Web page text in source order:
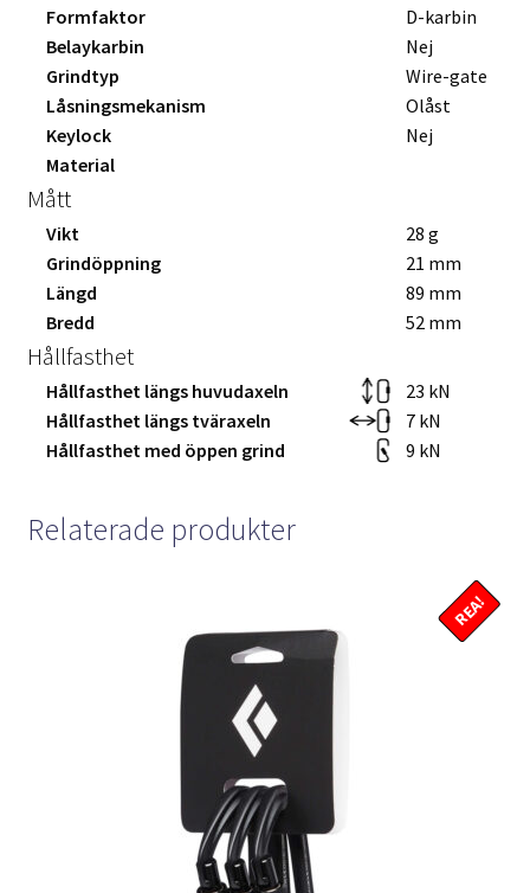
Formfaktor
D-karbin
Belaykarbin
Nej
Grindtyp
Wire-gate
Låsningsmekanism
Olåst
Keylock
Nej
Material
Mått
Vikt
28 g
Grindöppning
21 mm
Längd
89 mm
Bredd
52 mm
Hållfasthet
Hållfasthet längs huvudaxeln
23 kN
Hållfasthet längs tväraxeln
7 kN
Hållfasthet med öppen grind
9 kN
Relaterade produkter
REA!